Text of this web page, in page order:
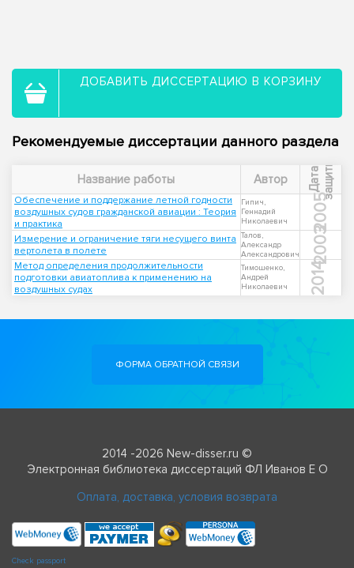
ДОБАВИТЬ ДИССЕРТАЦИЮ В КОРЗИНУ
Рекомендуемые диссертации данного раздела
Название работы Автор Д
а
т
а
з
а
щ
и
т ы
Обеспечение и поддержание летной годности
воздушных судов гражданской авиации : Теория
и практика
Гипич,
Геннадий
Николаевич
2005
Измерение и ограничение тяги несущего винта
вертолета в полете
Талов,
Александр
Александрович
2003
Метод определения продолжительности
подготовки авиатоплива к применению на
воздушных судах
Тимошенко,
Андрей
Николаевич
2014
ФОРМА ОБРАТНОЙ СВЯЗИ
2014 -2026 New-disser.ru ©
Электронная библиотека диссертаций ФЛ Иванов Е О
Оплата, доставка, условия возврата
Check passport